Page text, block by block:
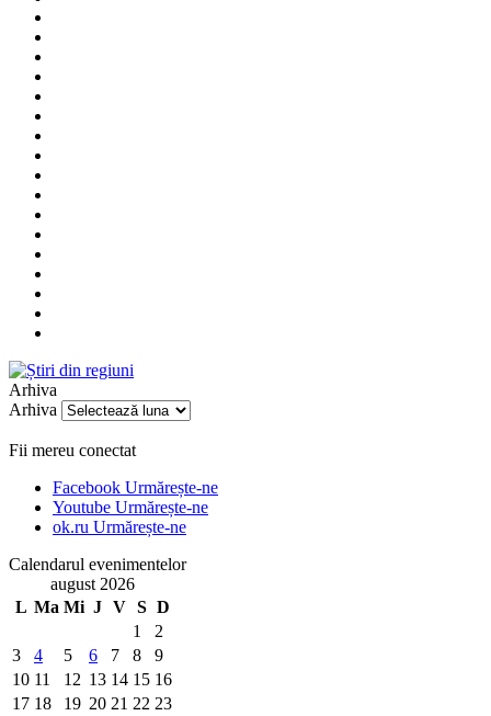
Arhiva
Arhiva
Fii mereu conectat
Facebook Urmărește-ne
Youtube Urmărește-ne
ok.ru Urmărește-ne
Calendarul evenimentelor
august 2026
L Ma Mi J V S D
1
2
3
4 5 6 7 8
9
10 11 12 13 14 15 16
17 18 19 20 21 22 23